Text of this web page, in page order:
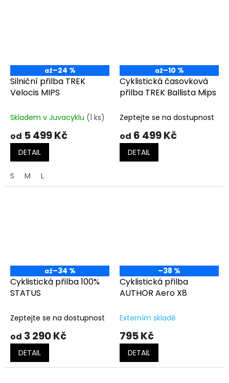
až–24 %
Silniční přilba TREK
Velocis MIPS
Skladem v Juvacyklu (1 ks)
od 5 499 Kč
DETAIL
S M L
až–10 %
Cyklistická časovková
přilba TREK Ballista Mips
Zeptejte se na dostupnost
od 6 499 Kč
DETAIL
až–34 %
Cyklistická přilba 100%
STATUS
Zeptejte se na dostupnost
od 3 290 Kč
DETAIL
–38 %
Cyklistická přilba
AUTHOR Aero X8
Externím skladě
795 Kč
DETAIL